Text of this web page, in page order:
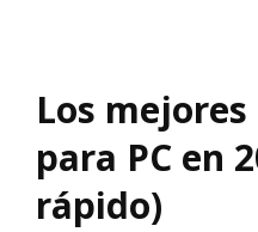
Los
para PC en
rápido)